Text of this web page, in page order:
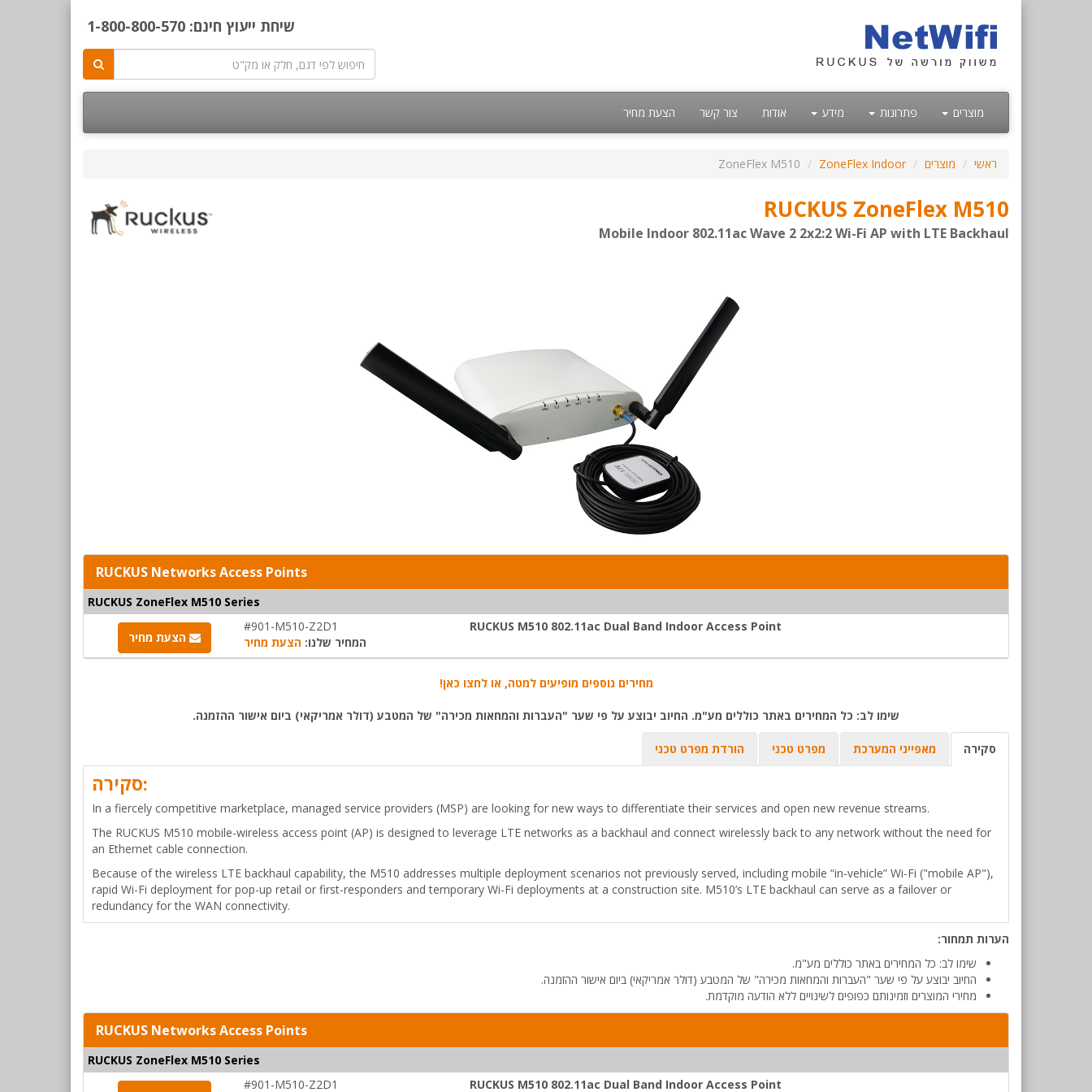
שיחת ייעוץ חינם: 1-800-800-570
מוצרים פתרונות מידע אודות צור קשר הצעת מחיר
ראשי מוצרים ZoneFlex Indoor
ZoneFlex M510
RUCKUS ZoneFlex M510
Mobile Indoor 802.11ac Wave 2 2x2:2 Wi-Fi AP with LTE Backhaul
RUCKUS Networks Access Points
RUCKUS ZoneFlex M510 Series
RUCKUS M510 802.11ac Dual Band Indoor Access Point
#901-M510-Z2D1
המחיר שלנו: הצעת מחיר הצעת מחיר
מחירים נוספים מופיעים למטה, או לחצו כאן!
שימו לב: כל המחירים באתר כוללים מע"מ. החיוב יבוצע על פי שער "העברות והמחאות מכירה" של המטבע (דולר אמריקאי) ביום אישור ההזמנה.
סקירה מאפייני המערכת מפרט טכני הורדת מפרט טכני
סקירה:
In a fiercely competitive marketplace, managed service providers (MSP) are looking for new ways to differentiate their services and open new revenue streams.
The RUCKUS M510 mobile-wireless access point (AP) is designed to leverage LTE networks as a backhaul and connect wirelessly back to any network without the need for
an Ethernet cable connection.
Because of the wireless LTE backhaul capability, the M510 addresses multiple deployment scenarios not previously served, including mobile “in-vehicle” Wi-Fi ("mobile AP"),
rapid Wi-Fi deployment for pop-up retail or first-responders and temporary Wi-Fi deployments at a construction site. M510’s LTE backhaul can serve as a failover or
redundancy for the WAN connectivity.
הערות תמחור:
שימו לב: כל המחירים באתר כוללים מע"מ.
החיוב יבוצע על פי שער "העברות והמחאות מכירה" של המטבע (דולר אמריקאי) ביום אישור ההזמנה.
מחירי המוצרים וזמינותם כפופים לשינויים ללא הודעה מוקדמת.
RUCKUS Networks Access Points
RUCKUS ZoneFlex M510 Series
RUCKUS M510 802.11ac Dual Band Indoor Access Point
#901-M510-Z2D1